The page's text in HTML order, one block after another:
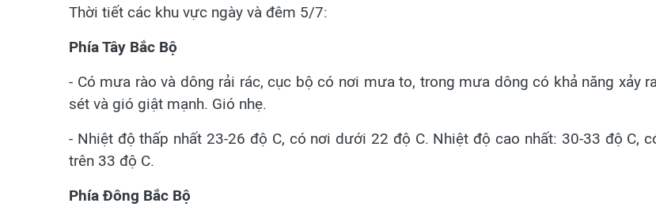
Thời tiết các khu vực ngày và đêm 5/7:
Phía Tây Bắc Bộ
- Có mưa rào và dông rải rác, cục bộ có nơi mưa to, trong mưa dông có khả năng xảy
sét và gió giật mạnh. Gió nhẹ.
- Nhiệt độ thấp nhất 23-26 độ C, có nơi dưới 22 độ C. Nhiệt độ cao nhất: 30-33 độ C,
trên 33 độ C.
Phía Đông Bắc Bộ